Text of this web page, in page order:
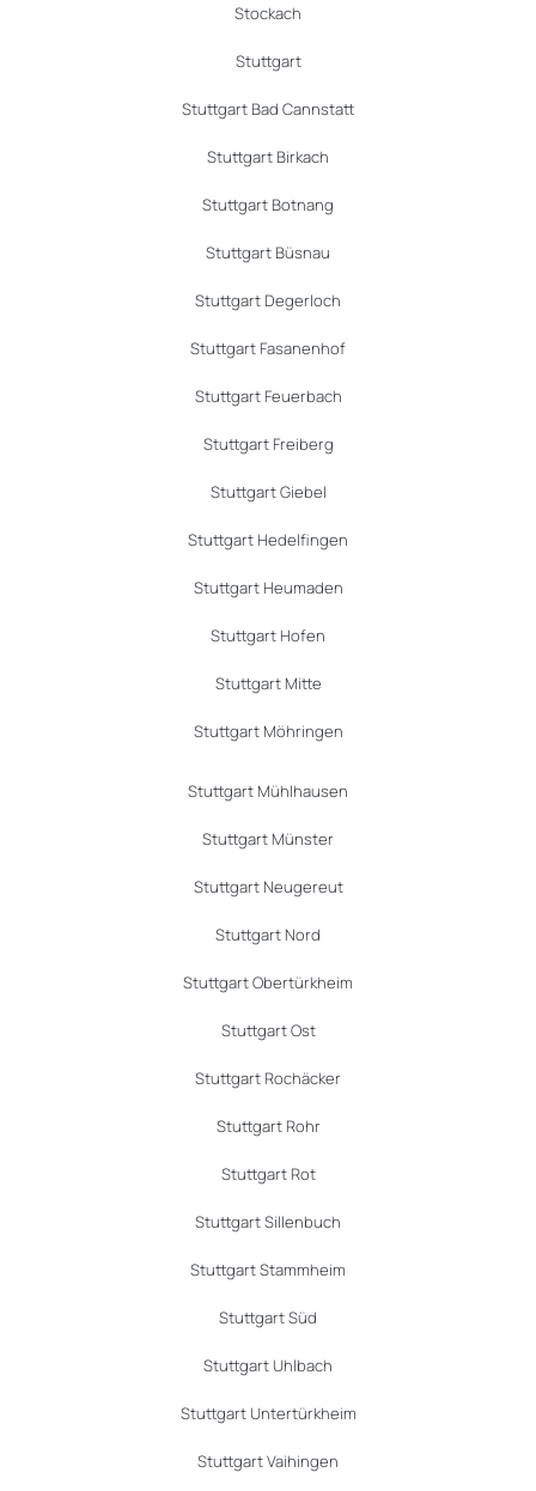
Stockach
Stuttgart
Stuttgart Bad Cannstatt
Stuttgart Birkach
Stuttgart Botnang
Stuttgart Büsnau
Stuttgart Degerloch
Stuttgart Fasanenhof
Stuttgart Feuerbach
Stuttgart Freiberg
Stuttgart Giebel
Stuttgart Hedelfingen
Stuttgart Heumaden
Stuttgart Hofen
Stuttgart Mitte
Stuttgart Möhringen
Stuttgart Mühlhausen
Stuttgart Münster
Stuttgart Neugereut
Stuttgart Nord
Stuttgart Obertürkheim
Stuttgart Ost
Stuttgart Rochäcker
Stuttgart Rohr
Stuttgart Rot
Stuttgart Sillenbuch
Stuttgart Stammheim
Stuttgart Süd
Stuttgart Uhlbach
Stuttgart Untertürkheim
Stuttgart Vaihingen